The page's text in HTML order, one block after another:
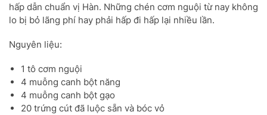
hấp dẫn chuẩn vị Hàn. Những chén cơm nguội từ nay không
lo bị bỏ lãng phí hay phải hấp đi hấp lại nhiều lần.
Nguyên liệu:
1 tô cơm nguội
4 muỗng canh bột năng
4 muỗng canh bột gạo
20 trứng cút đã luộc sẵn và bóc vỏ